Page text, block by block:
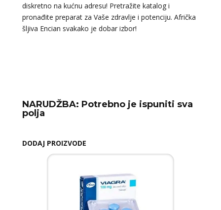
diskretno na kućnu adresu! Pretražite katalog i
pronađite preparat za Vaše zdravlje i potenciju. Afrička
šljiva Encian svakako je dobar izbor!
NARUDŽBA: Potrebno je ispuniti sva
polja
DODAJ PROIZVODE